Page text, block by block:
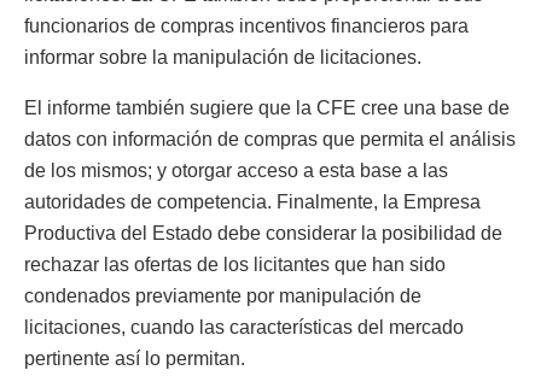
funcionarios de compras incentivos financieros para
informar sobre la manipulación de licitaciones.
El informe también sugiere que la CFE cree una base de
datos con información de compras que permita el análisis
de los mismos; y otorgar acceso a esta base a las
autoridades de competencia. Finalmente, la Empresa
Productiva del Estado debe considerar la posibilidad de
rechazar las ofertas de los licitantes que han sido
condenados previamente por manipulación de
licitaciones, cuando las características del mercado
pertinente así lo permitan.